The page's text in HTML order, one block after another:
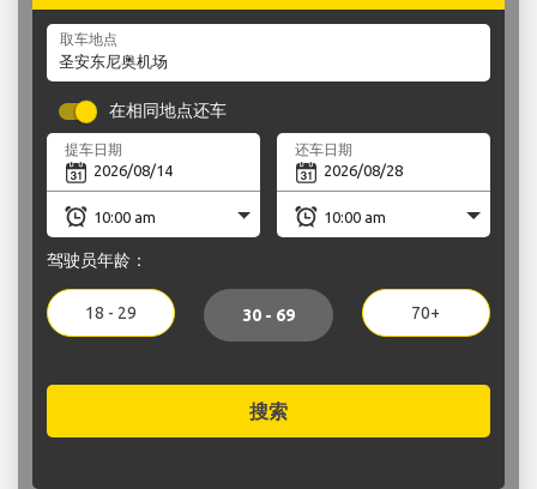
取车地点
在相同地点还车
提车日期 还车日期
驾驶员年龄：
18 - 29 30 - 69 70+
搜索